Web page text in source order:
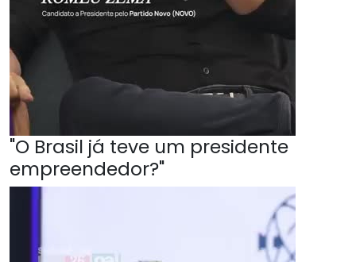
"O Brasil já teve um presidente
empreendedor?"